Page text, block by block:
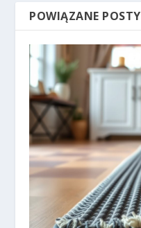
POWIĄZANE POSTY